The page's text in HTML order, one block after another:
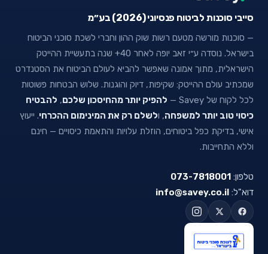
סייבי סוכנות לביטוח פנסיוני (2026) בע״מ
— סוכנות מורשה מטעם רשות שוק ההון וחברי לשכת סוכני הביטוח
בישראל. נוסדה ע״י זאב יופה לאחר 40+ שנה בתעשיית ההייטק
הישראלית, מתוך אמונה שאפשר להביא לעולם הביטוח את הסטנדרט
שמכתיב עולם ההייטק: שקיפות, דיוק והוגנות. שלוש הבטחות פשוטות
לכל לקוח של Savey —
להפיק יותר מהחיסכון שלכם, להבטיח
כיסוי טוב יותר למשפחה, ולשלם רק את המינימום ההכרחי. ייעוץ
אישי, בדיקת כפל ביטוחים, הוזלת עלויות והתאמת כיסויים — חינם
וללא התחייבות.
טלפון: 073-7818001
דוא"ל: info@savey.co.il